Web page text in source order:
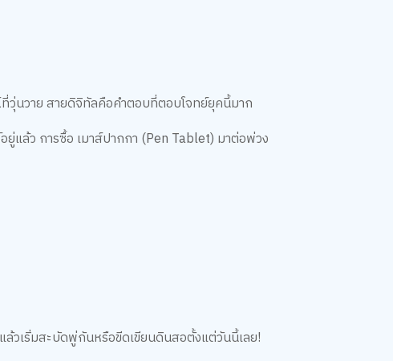
วุ่นวาย สายดิจิทัลคือคำตอบที่ตอบโจทย์ยุคนี้มาก
ล้ว การซื้อ เมาส์ปากกา (Pen Tablet) มาต่อพ่วง
วเริ่มสะบัดพู่กันหรือขีดเขียนดินสอตั้งแต่วันนี้เลย!